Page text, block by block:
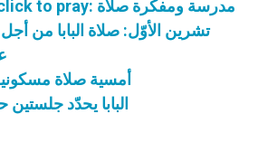
تطبيق الصلاة click to pray: مدرسة ومفكّرة صلاة
تشرين الأوّل: صلاة البابا من
أمسية صلاة
البابا يحدّد